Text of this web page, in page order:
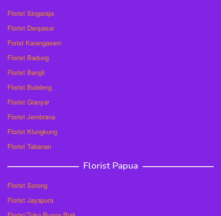
Florist Singaraja
Florist Denpasar
Forist Karangasem
Florist Badung
Florist Bangli
Florist Buleleng
Florist Gianyar
Florist Jembrana
Florist Klungkung
Florist Tabanan
Florist Papua
Florist Sorong
Florist Jayapura